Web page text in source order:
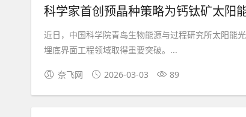
科学家首创预晶种策略为钙钛矿太阳
近日，中国科学院青岛生物能源与过程研究所太阳能
埋底界面工程领域取得重要突破。...
奈飞网 2026-03-03 89